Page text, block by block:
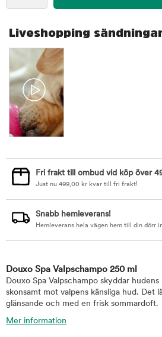
Liveshopping
Fri frakt till ombud vid köp över
Just nu 499,00 kr kvar till fri frakt!
Snabb hemleverans!
Hemleverans hela vägen hem till din dörr
Douxo Spa Valpschampo 250 ml
Douxo Spa Valpschampo skyddar
skonsamt mot valpens känsliga hud. Det
glänsande och med en frisk sommardoft.
Mer information